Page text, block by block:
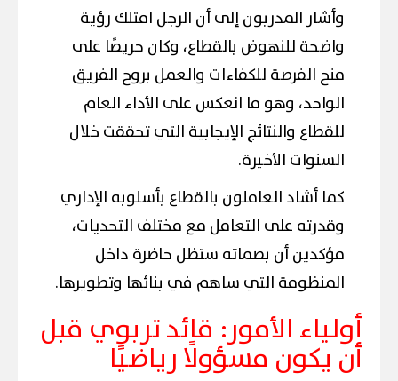
وأشار المدربون إلى أن الرجل امتلك رؤية
واضحة للنهوض بالقطاع، وكان حريصًا على
منح الفرصة للكفاءات والعمل بروح الفريق
الواحد، وهو ما انعكس على الأداء العام
للقطاع والنتائج الإيجابية التي تحققت خلال
السنوات الأخيرة.
كما أشاد العاملون بالقطاع بأسلوبه الإداري
وقدرته على التعامل مع مختلف التحديات،
مؤكدين أن بصماته ستظل حاضرة داخل
المنظومة التي ساهم في بنائها وتطويرها.
أولياء الأمور: قائد تربوي قبل
أن يكون مسؤولًا رياضيًا